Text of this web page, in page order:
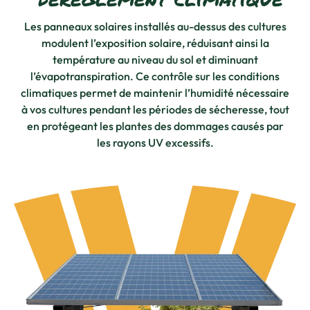
Les panneaux solaires installés au-dessus des cultures
modulent l’exposition solaire, réduisant ainsi la
température au niveau du sol et diminuant
l’évapotranspiration. Ce contrôle sur les conditions
climatiques permet de maintenir l’humidité nécessaire
à vos cultures pendant les périodes de sécheresse, tout
en protégeant les plantes des dommages causés par
les rayons UV excessifs.